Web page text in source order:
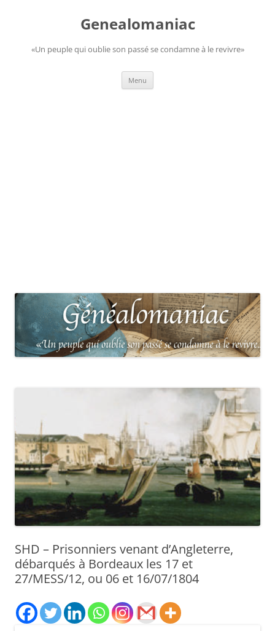
Genealomaniac
«Un peuple qui oublie son passé se condamne à le revivre»
Menu
SHD – Prisonniers venant d’Angleterre,
débarqués à Bordeaux les 17 et
27/MESS/12, ou 06 et 16/07/1804